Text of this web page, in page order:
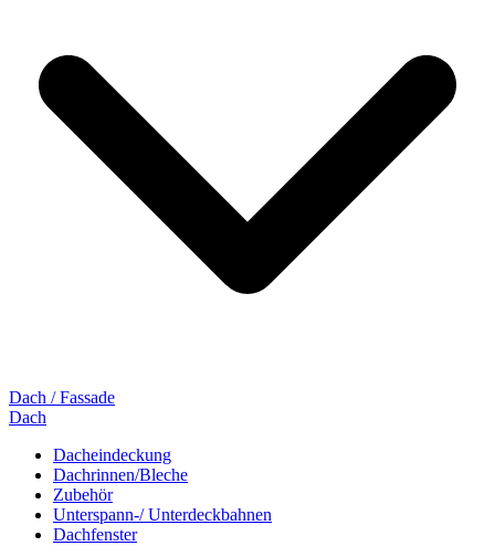
Dach / Fassade
Dach
Dacheindeckung
Dachrinnen/Bleche
Zubehör
Unterspann-/ Unterdeckbahnen
Dachfenster